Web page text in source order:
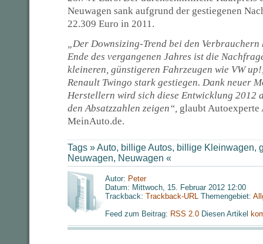
Neuwagen sank aufgrund der gestiegenen
22.309 Euro in 2011.
„Der Downsizing-Trend bei den Verbrauchern
Ende des vergangenen Jahres ist die
kleineren, günstigeren Fahrzeugen wie VW
Renault Twingo stark gestiegen. Dank neuer
Herstellern wird sich diese Entwicklung 2012
den Absatzzahlen zeigen“, glaubt
MeinAuto.de.
Tags »Auto, billige Autos, billige Kleinwagen,
Neuwagen, Neuwagen «
Autor: Peter
Datum: Mittwoch, 15. Februar 2012 12:00
Trackback: Trackback-URL Themengebiet:
Feed zum Beitrag: RSS 2.0 Diesen Artikel